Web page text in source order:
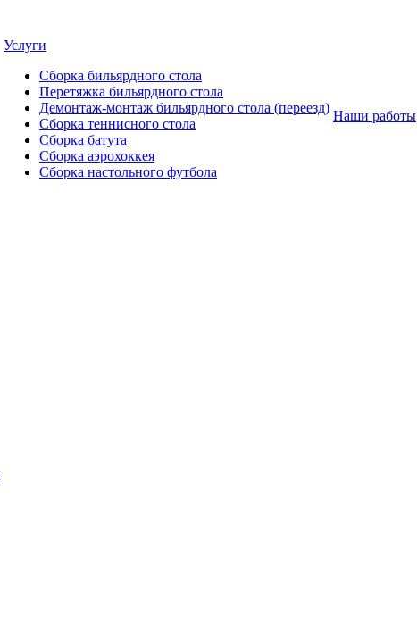
Услуги
Сборка бильярдного стола
Перетяжка бильярдного стола
Демонтаж-монтаж бильярдного стола (переезд)
Сборка теннисного стола
Сборка батута
Сборка аэрохоккея
Сборка настольного футбола
Наши работы